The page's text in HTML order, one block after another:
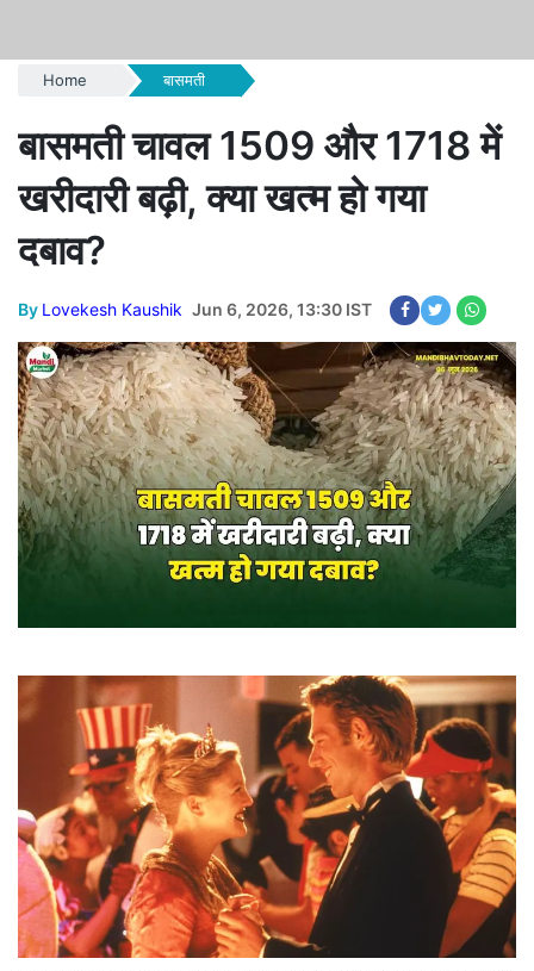
Home बासमती
बासमती चावल 1509 और 1718 में
खरीदारी बढ़ी, क्या खत्म हो गया
दबाव?
By Lovekesh Kaushik Jun 6, 2026, 13:30 IST